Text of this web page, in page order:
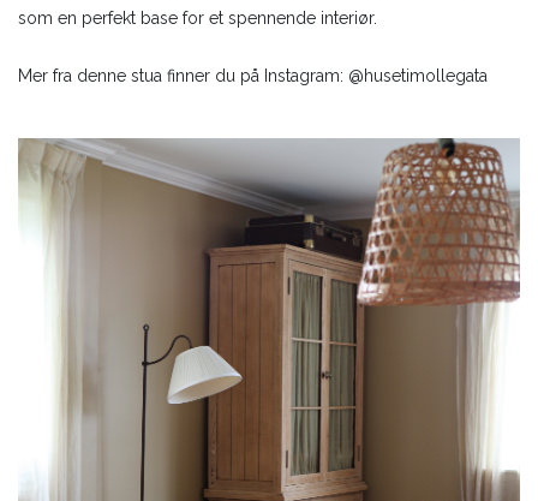
som en perfekt base for et spennende interiør.
Mer fra denne stua finner du på Instagram: @husetimollegata